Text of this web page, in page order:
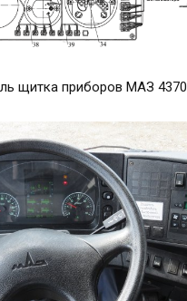
щитка приборов МАЗ 4370